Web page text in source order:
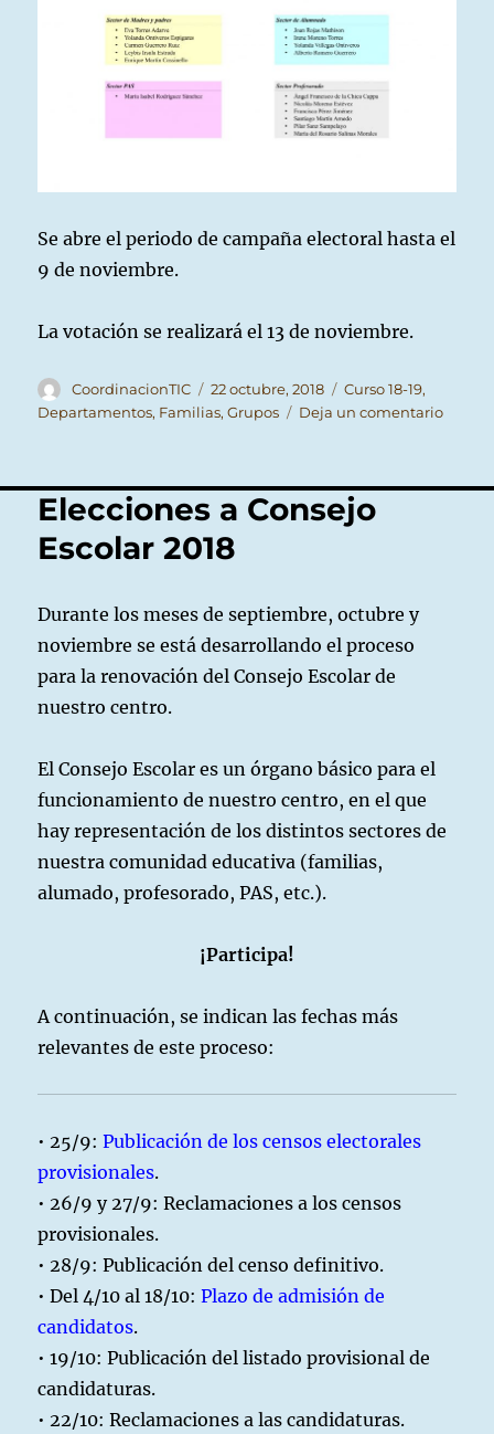
Se abre el periodo de campaña electoral hasta el
9 de noviembre.
La votación se realizará el 13 de noviembre.
Autor
CoordinacionTIC
Publicado
el
22 octubre, 2018 Categorías
Curso 18-19,
Departamentos, Familias,Grupos Deja un comentarioen
Elecciones a Consejo
Escolar 2018
Durante los meses de septiembre, octubre y
noviembre se está desarrollando el proceso
para la renovación del Consejo Escolar de
nuestro centro.
El Consejo Escolar es un órgano básico para el
funcionamiento de nuestro centro, en el que
hay representación de los distintos sectores de
nuestra comunidad educativa (familias,
alumado, profesorado, PAS, etc.).
¡Participa!
A continuación, se indican las fechas más
relevantes de este proceso:
• 25/9:Publicación de los censos electorales
provisionales.
• 26/9 y 27/9: Reclamaciones a los censos
provisionales.
• 28/9: Publicación del censo definitivo.
• Del 4/10 al 18/10:Plazo de admisión de
candidatos.
• 19/10: Publicación del listado provisional de
candidaturas.
• 22/10: Reclamaciones a las candidaturas.